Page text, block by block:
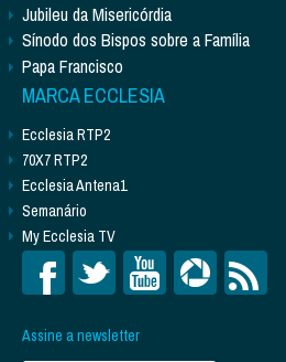
Jubileu da Misericórdia
Sínodo dos Bispos sobre a Família
Papa Francisco
MARCA ECCLESIA
Ecclesia RTP2
70X7 RTP2
Ecclesia Antena1
Semanário
My Ecclesia TV
Assine a newsletter